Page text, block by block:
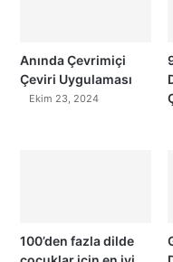
Anında Çevrimiçi
Çeviri Uygulaması
Ekim 23, 2024
100’den fazla dilde